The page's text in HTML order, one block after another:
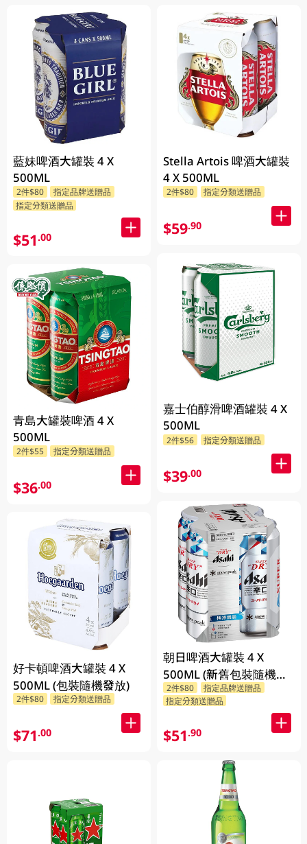
藍妹啤酒大罐裝 4 X
500ML
2件$80
指定品牌送贈品
指定分類送贈品
$51.00
青島大罐裝啤酒 4 X
500ML
2件$55 指定分類送贈品
$36.00
好卡頓啤酒大罐裝 4 X
500ML (包裝隨機發放)
2件$80 指定分類送贈品
$71.00
Stella Artois 啤酒大罐裝
4 X 500ML
2件$80 指定分類送贈品
$59.90
嘉士伯醇滑啤酒罐裝 4 X
500ML
2件$56 指定分類送贈品
$39.00
朝日啤酒大罐裝 4 X
500ML (新舊包裝隨機發
貨)
2件$80
指定品牌送贈品
指定分類送贈品
$51.90